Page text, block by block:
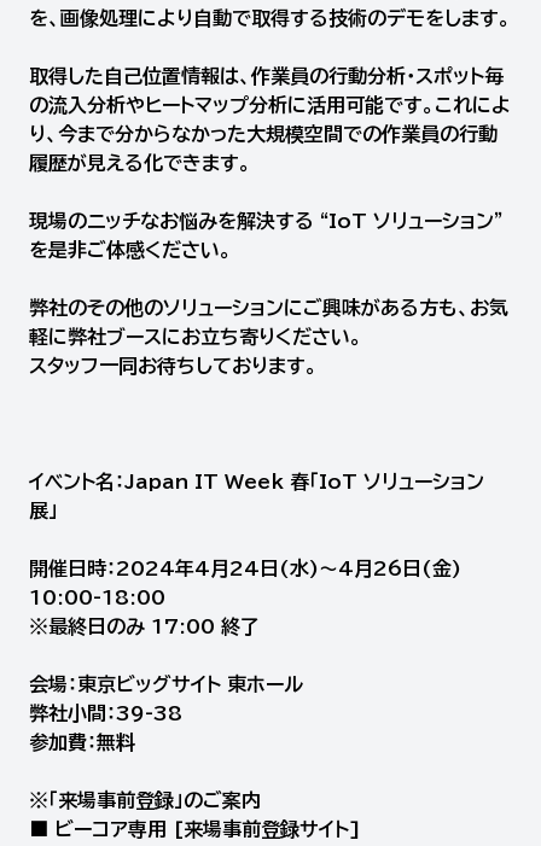
を、画像処理により自動で取得する技術のデモをします。
取得した自己位置情報は、作業員の行動分析・スポット毎
の流入分析やヒートマップ分析に活用可能です。これによ
り、今まで分からなかった大規模空間での作業員の行動
履歴が見える化できます。
現場のニッチなお悩みを解決する “IoT ソリューション”
を是非ご体感ください。
弊社のその他のソリューションにご興味がある方も、お気
軽に弊社ブースにお立ち寄りください。
スタッフ一同お待ちしております。
イベント名：Japan IT Week 春「IoT ソリューション
展」
開催日時：2024年4月24日(水)～4月26日(金)
10:00-18:00
※最終日のみ 17:00 終了
会場：東京ビッグサイト 東ホール
弊社小間：39-38
参加費：無料
※「来場事前登録」のご案内
■ ビーコア専用 [来場事前登録サイト]